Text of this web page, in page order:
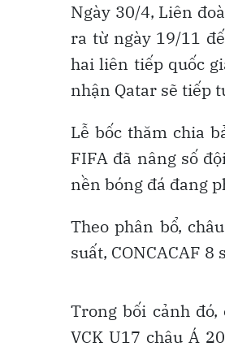
Ngày 30/4, Liên
ra từ ngày 19/11
hai liên tiếp quốc
nhận Qatar sẽ tiếp
Lễ bốc thăm chia
FIFA đã nâng số
nền bóng đá đang
Theo phân bổ,
suất, CONCACAF
Trong bối cảnh đó,
VCK U17 châu Á